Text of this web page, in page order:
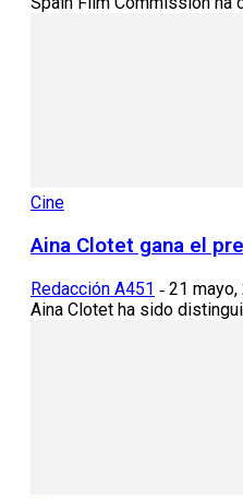
Cine
Aina Clotet gana el
Redacción A451 - 21 mayo,
Aina Clotet ha sido